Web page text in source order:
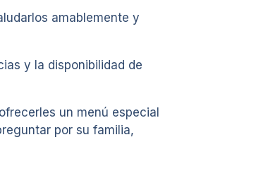
amablemente y
y la disponibilidad de
un menú especial
por su familia,